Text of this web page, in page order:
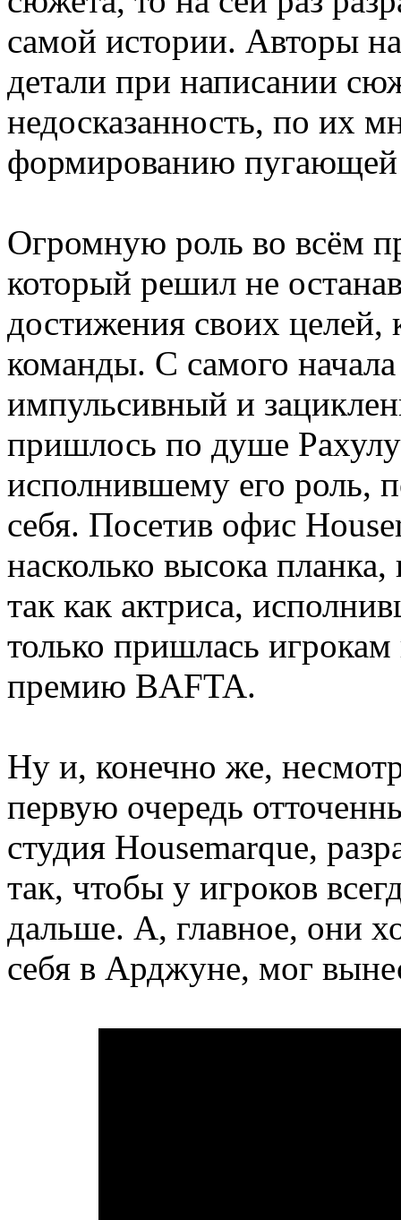
самой истории. Авторы
детали при написании
недосказанность, по их
формированию
Огромную роль во всём
который решил не
достижения своих целей,
команды. С самого
импульсивный и
пришлось по душе
исполнившему его роль,
себя. Посетив офис
насколько высока
так как актриса,
только пришлась
премию BAFTA.
Ну и, конечно же,
первую очередь
студия Housemarque,
так, чтобы у игроков
дальше. А, главное, они
себя в Арджуне, мог